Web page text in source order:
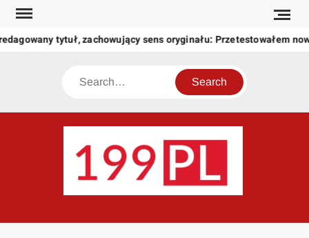
Skip
content
tytuł, zachowujący sens oryginału: Przetestowałem
Search
świat